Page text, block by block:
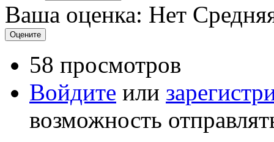
Ваша оценка: Нет
58 просмотров
Войдите или
возможность